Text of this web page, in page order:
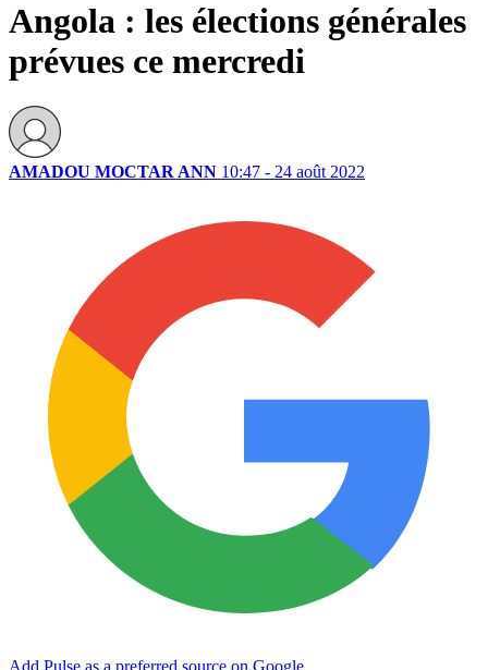
Angola : les élections générales
prévues ce mercredi
AMADOU MOCTAR ANN 10:47 - 24 août 2022
Add Pulse as a preferred source on Google